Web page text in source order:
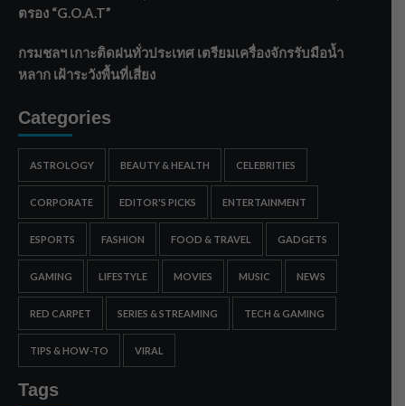
ตรอง “G.O.A.T”
กรมชลฯ เกาะติดฝนทั่วประเทศ เตรียมเครื่องจักรรับมือน้ำ
หลาก เฝ้าระวังพื้นที่เสี่ยง
Categories
ASTROLOGY BEAUTY & HEALTH CELEBRITIES
CORPORATE EDITOR'S PICKS ENTERTAINMENT
ESPORTS FASHION FOOD & TRAVEL GADGETS
GAMING LIFESTYLE MOVIES MUSIC NEWS
RED CARPET SERIES & STREAMING TECH & GAMING
TIPS & HOW-TO VIRAL
Tags